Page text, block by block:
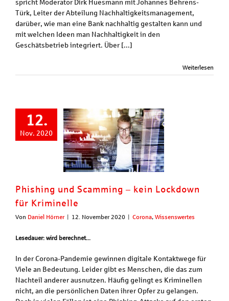
Türk, Leiter der Abteilung Nachhaltigkeitsmanagement,
darüber, wie man eine Bank nachhaltig gestalten kann und
mit welchen Ideen man Nachhaltigkeit in den
Geschätsbetrieb integriert. Über [...]
Weiterlesen
12.
Nov. 2020
Phishing und Scamming – kein Lockdown
für Kriminelle
Von Daniel Hörner | 12. November 2020 | Corona, Wissenswertes
Lesedauer: wird berechnet...
In der Corona-Pandemie gewinnen digitale Kontaktwege für
Viele an Bedeutung. Leider gibt es Menschen, die das zum
Nachteil anderer ausnutzen. Häufig gelingt es Kriminellen
nicht, an die persönlichen Daten ihrer Opfer zu gelangen.